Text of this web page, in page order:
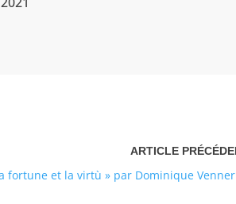
fortune et la virtù » par Dominique Venner